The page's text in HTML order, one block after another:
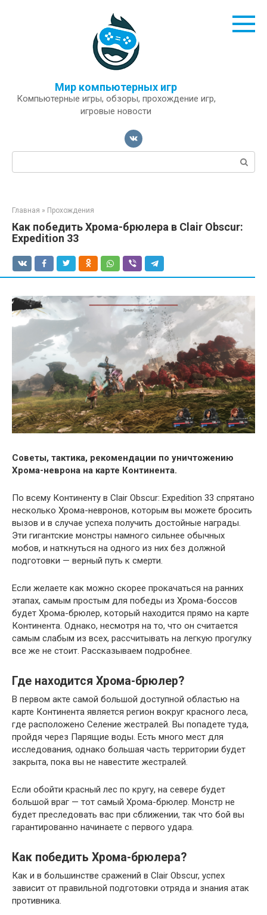
Мир компьютерных игр
Компьютерные игры, обзоры, прохождение игр,
игровые новости
Поиск:
Главная » Прохождения
Как победить Хрома-брюлера в Clair Obscur:
Expedition 33
Советы, тактика, рекомендации по уничтожению
Хрома-неврона на карте Континента.
По всему Континенту в Clair Obscur: Expedition 33 спрятано
несколько Хрома-невронов, которым вы можете бросить
вызов и в случае успеха получить достойные награды.
Эти гигантские монстры намного сильнее обычных
мобов, и наткнуться на одного из них без должной
подготовки — верный путь к смерти.
Если желаете как можно скорее прокачаться на ранних
этапах, самым простым для победы из Хрома-боссов
будет Хрома-брюлер, который находится прямо на карте
Континента. Однако, несмотря на то, что он считается
самым слабым из всех, рассчитывать на легкую прогулку
все же не стоит. Рассказываем подробнее.
Где находится Хрома-брюлер?
В первом акте самой большой доступной областью на
карте Континента является регион вокруг красного леса,
где расположено Селение жестралей. Вы попадете туда,
пройдя через Парящие воды. Есть много мест для
исследования, однако большая часть территории будет
закрыта, пока вы не навестите жестралей.
Если обойти красный лес по кругу, на севере будет
большой враг — тот самый Хрома-брюлер. Монстр не
будет преследовать вас при сближении, так что бой вы
гарантированно начинаете с первого удара.
Как победить Хрома-брюлера?
Как и в большинстве сражений в Clair Obscur, успех
зависит от правильной подготовки отряда и знания атак
противника.